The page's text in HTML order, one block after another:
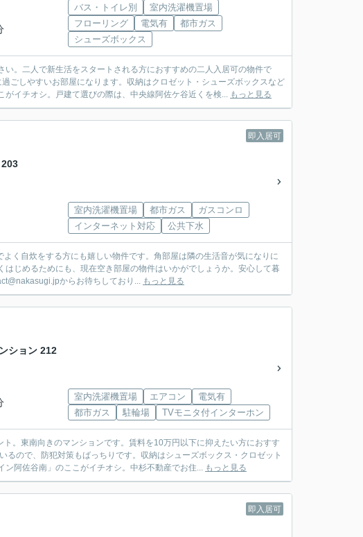
バス・トイレ別
室内洗濯機置場
フローリング
電気有
都市ガス
シューズボックス
。二人で新生活をスタートされる方におすすめの二人入居可の物件で
ごしやすいお部屋になります。収納はクロゼット・シューズボックスなど
イチオシ。戸建て選びの際は、中央線阿佐ケ谷近くを検... もっと見る
即入居可
室内洗濯機置場 都市ガス
ガスコンロ
インターネット対応
公共下水
く自炊をする方にも嬉しい物件です。角部屋は隣の生活音が気になりに
じめるためにも、現在空き部屋の物件はいかがでしょうか。安心して暮
からお待ちしており... もっと見る
ション 212
室内洗濯機置場 エアコン
電気有
都市ガス
駐輪場 TVモニタ付インターホン
。東南向きのマンションです。賃料を10万円以下に抑えたい方におすす
ので、防犯対策もばっちりです。収納はシューズボックス・クロゼット
阿佐谷南」のここがイチオシ。中杉不動産でお住... もっと見る
即入居可